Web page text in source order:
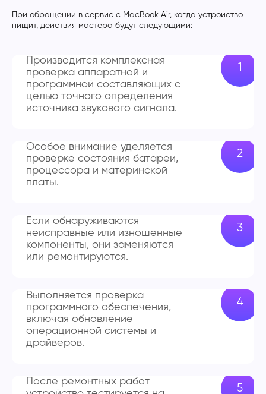
При обращении в сервис с MacBook Air, когда устройство
пищит, действия мастера будут следующими:
Производится комплексная
проверка аппаратной и
программной составляющих с
целью точного определения
источника звукового сигнала.
Особое внимание уделяется
проверке состояния батареи,
процессора и материнской
платы.
Если обнаруживаются
неисправные или изношенные
компоненты, они заменяются
или ремонтируются.
Выполняется проверка
программного обеспечения,
включая обновление
операционной системы и
драйверов.
После ремонтных работ